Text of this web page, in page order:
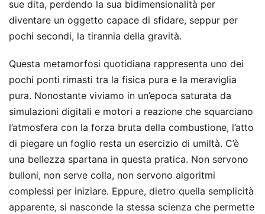
sue dita, perdendo la sua bidimensionalità per
diventare un oggetto capace di sfidare, seppur per
pochi secondi, la tirannia della gravità.
Questa metamorfosi quotidiana rappresenta uno dei
pochi ponti rimasti tra la fisica pura e la meraviglia
pura. Nonostante viviamo in un’epoca saturata da
simulazioni digitali e motori a reazione che squarciano
l’atmosfera con la forza bruta della combustione, l’atto
di piegare un foglio resta un esercizio di umiltà. C’è
una bellezza spartana in questa pratica. Non servono
bulloni, non serve colla, non servono algoritmi
complessi per iniziare. Eppure, dietro quella semplicità
apparente, si nasconde la stessa scienza che permette